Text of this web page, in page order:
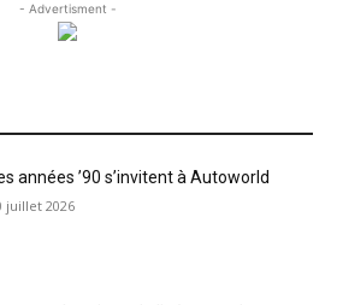
- Advertisment -
années ’90 s’invitent à Autoworld
juillet 2026